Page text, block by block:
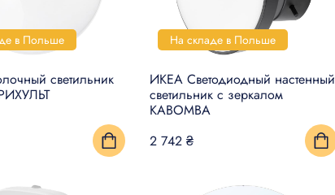
в Польше
светильник
На складе в Польше
ИКЕА Светодиодный настенный
светильник с зеркалом
KABOMBA
2 742 ₴